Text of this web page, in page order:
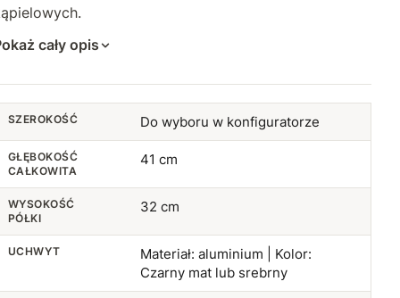
cały opis
SZEROKOŚĆ Do wyboru w konfiguratorze
GŁĘBOKOŚĆ
CAŁKOWITA
41 cm
WYSOKOŚĆ
PÓŁKI
32 cm
UCHWYT
Materiał: aluminium | Kolor:
Czarny mat lub srebrny